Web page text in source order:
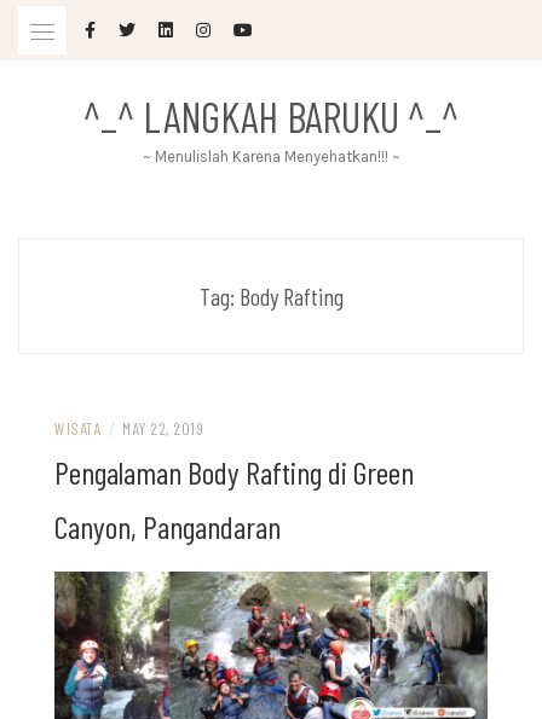
^_^ LANGKAH BARUKU ^_^
~ Menulislah Karena Menyehatkan!!! ~
Tag: Body Rafting
WISATA / MAY 22, 2019
Pengalaman Body Rafting di Green
Canyon, Pangandaran